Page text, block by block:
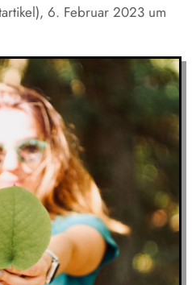
6. Februar 2023 um